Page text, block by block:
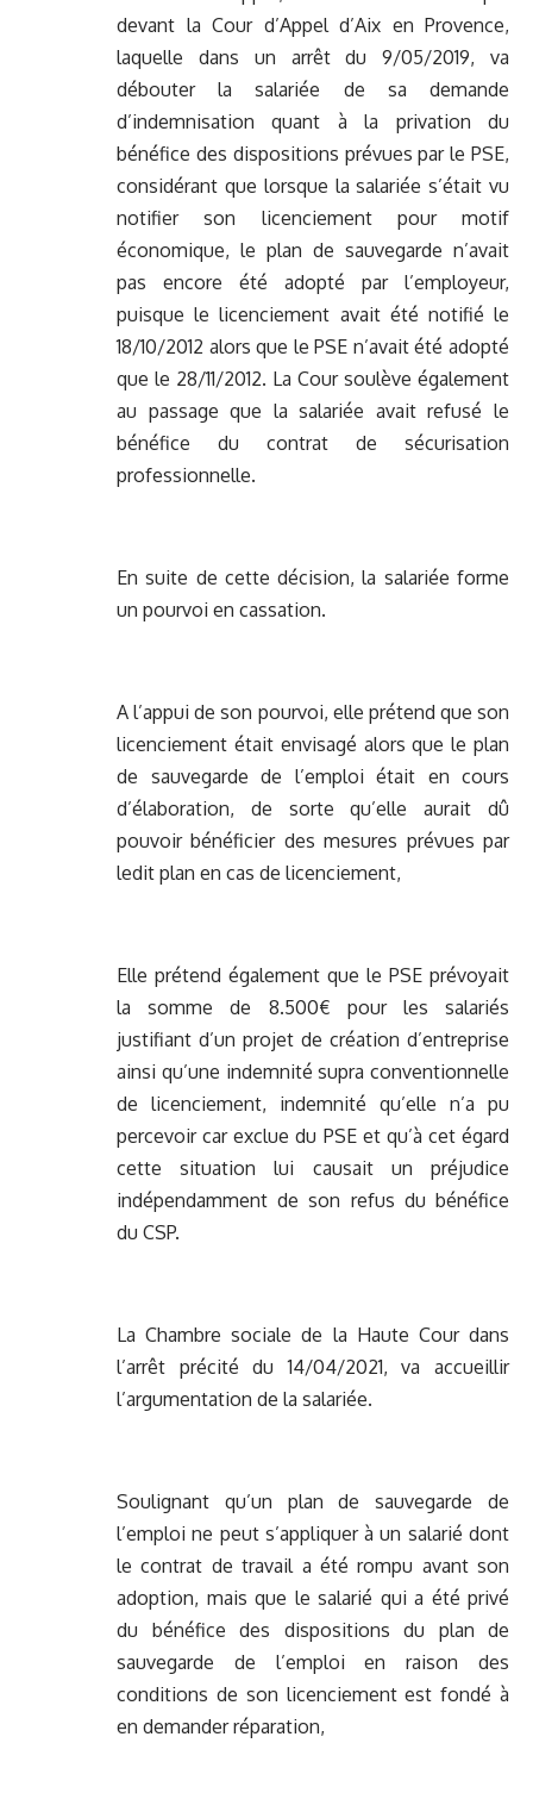
devant la Cour d’Appel d’Aix en Provence,
laquelle dans un arrêt du 9/05/2019, va
débouter la salariée de sa demande
d’indemnisation quant à la privation du
bénéfice des dispositions prévues par le PSE,
considérant que lorsque la salariée s’était vu
notifier son licenciement pour motif
économique, le plan de sauvegarde n’avait
pas encore été adopté par l’employeur,
puisque le licenciement avait été notifié le
18/10/2012 alors que le PSE n’avait été adopté
que le 28/11/2012. La Cour soulève également
au passage que la salariée avait refusé le
bénéfice du contrat de sécurisation
professionnelle.
En suite de cette décision, la salariée forme
un pourvoi en cassation.
A l’appui de son pourvoi, elle prétend que son
licenciement était envisagé alors que le plan
de sauvegarde de l’emploi était en cours
d’élaboration, de sorte qu’elle aurait dû
pouvoir bénéficier des mesures prévues par
ledit plan en cas de licenciement,
Elle prétend également que le PSE prévoyait
la somme de 8.500€ pour les salariés
justifiant d’un projet de création d’entreprise
ainsi qu’une indemnité supra conventionnelle
de licenciement, indemnité qu’elle n’a pu
percevoir car exclue du PSE et qu’à cet égard
cette situation lui causait un préjudice
indépendamment de son refus du bénéfice
du CSP.
La Chambre sociale de la Haute Cour dans
l’arrêt précité du 14/04/2021, va accueillir
l’argumentation de la salariée.
Soulignant qu’un plan de sauvegarde de
l’emploi ne peut s’appliquer à un salarié dont
le contrat de travail a été rompu avant son
adoption, mais que le salarié qui a été privé
du bénéfice des dispositions du plan de
sauvegarde de l’emploi en raison des
conditions de son licenciement est fondé à
en demander réparation,